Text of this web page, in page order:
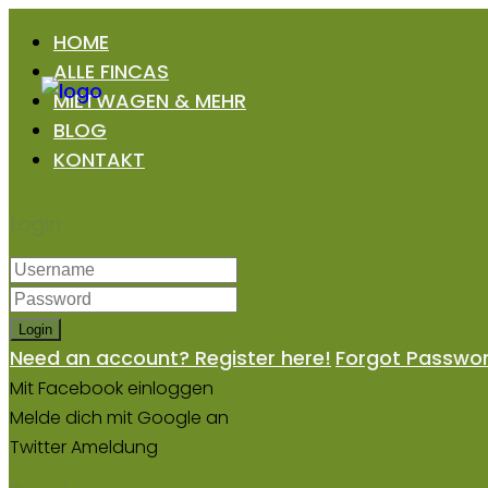
HOME
ALLE FINCAS
MIETWAGEN & MEHR
BLOG
KONTAKT
Login
Login
Need an account? Register here! Forgot
Mit Facebook einloggen
Melde dich mit Google an
Twitter Ameldung